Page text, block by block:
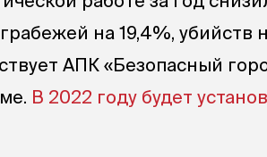
на 19,4%,
АПК «Безопасный
В 2022 году будет